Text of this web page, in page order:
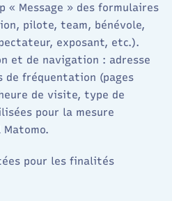
« Message » des formulaires
pilote, team, bénévole,
exposant, etc.).
et de navigation : adresse
fréquentation (pages
de visite, type de
pour la mesure
Matomo.​
pour les finalités